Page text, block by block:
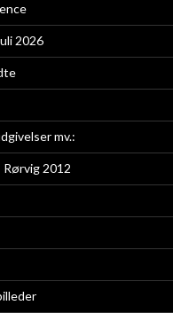
2026
mv.:
2012